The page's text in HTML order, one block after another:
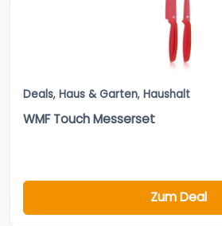
Deals, Haus & Garten, Haushalt
WMF Touch Messerset
Zum Deal